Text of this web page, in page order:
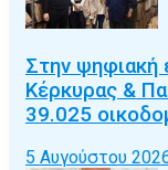
Στην ψηφιακή
Κέρκυρας &
39.025
5 Αυγούστου